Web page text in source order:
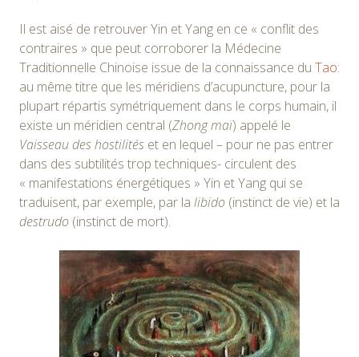
Il est aisé de retrouver Yin et Yang en ce « conflit des
contraires » que peut corroborer la Médecine
Traditionnelle Chinoise issue de la connaissance du Tao:
au même titre que les méridiens d’acupuncture, pour la
plupart répartis symétriquement dans le corps humain, il
existe un méridien central (Zhong maï) appelé le
Vaisseau des hostilités et en lequel – pour ne pas entrer
dans des subtilités trop techniques- circulent des
« manifestations énergétiques » Yin et Yang qui se
traduisent, par exemple, par la libido (instinct de vie) et la
destrudo (instinct de mort).